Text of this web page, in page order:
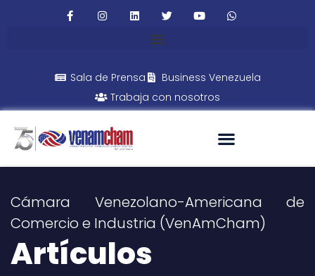
Sala de Prensa
Business Venezuela
Trabaja con nosotros
Cámara Venezolano-Americana de
Comercio e Industria (VenAmCham)
Artículos